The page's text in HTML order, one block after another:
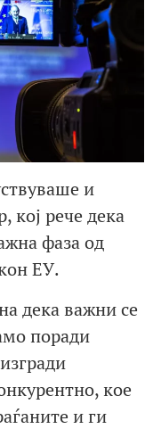
и
кој рече дека
фаза од
ЕУ.
дека важни се
поради
кое
и ги